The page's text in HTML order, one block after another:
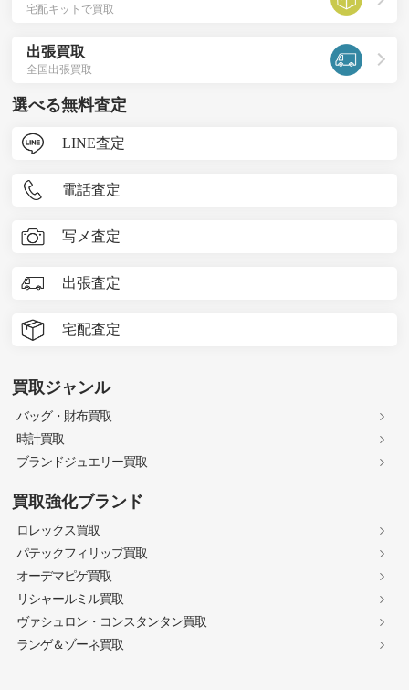
宅配キットで買取
出張買取
全国出張買取
選べる無料査定
LINE査定
電話査定
写メ査定
出張査定
宅配査定
買取ジャンル
バッグ・財布買取
時計買取
ブランドジュエリー買取
買取強化ブランド
ロレックス買取
パテックフィリップ買取
オーデマピゲ買取
リシャールミル買取
ヴァシュロン・コンスタンタン買取
ランゲ＆ゾーネ買取